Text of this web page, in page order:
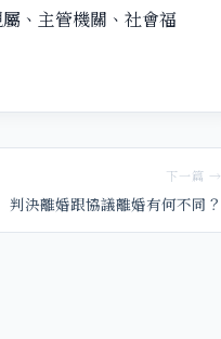
、主管機關、社會福
下一篇 →
判決離婚跟協議離婚有何不同？